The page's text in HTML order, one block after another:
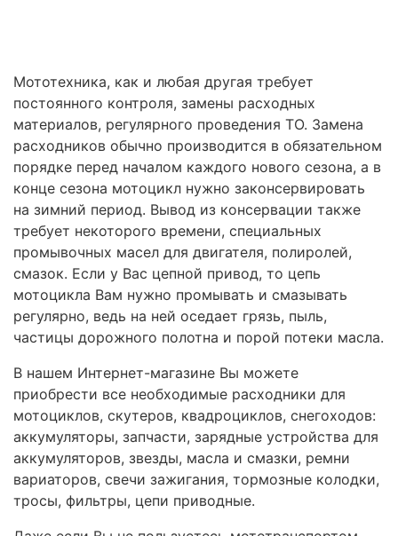
Мототехника, как и любая другая требует
постоянного контроля, замены расходных
материалов, регулярного проведения ТО. Замена
расходников обычно производится в обязательном
порядке перед началом каждого нового сезона, а в
конце сезона мотоцикл нужно законсервировать
на зимний период. Вывод из консервации также
требует некоторого времени, специальных
промывочных масел для двигателя, полиролей,
смазок. Если у Вас цепной привод, то цепь
мотоцикла Вам нужно промывать и смазывать
регулярно, ведь на ней оседает грязь, пыль,
частицы дорожного полотна и порой потеки масла.
В нашем Интернет-магазине Вы можете
приобрести все необходимые расходники для
мотоциклов, скутеров, квадроциклов, снегоходов:
аккумуляторы, запчасти, зарядные устройства для
аккумуляторов, звезды, масла и смазки, ремни
вариаторов, свечи зажигания, тормозные колодки,
тросы, фильтры, цепи приводные.